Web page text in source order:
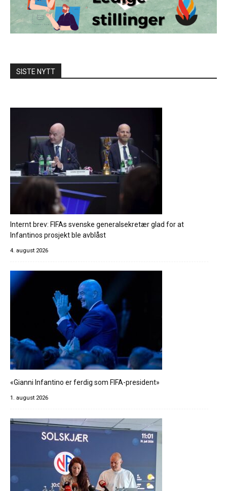
SISTE NYTT
Internt brev: FIFAs svenske generalsekretær glad for at
Infantinos prosjekt ble avblåst
4. august 2026
«Gianni Infantino er ferdig som FIFA-president»
1. august 2026